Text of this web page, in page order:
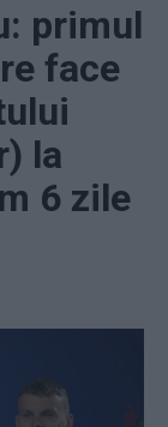
primul
face
la
6 zile